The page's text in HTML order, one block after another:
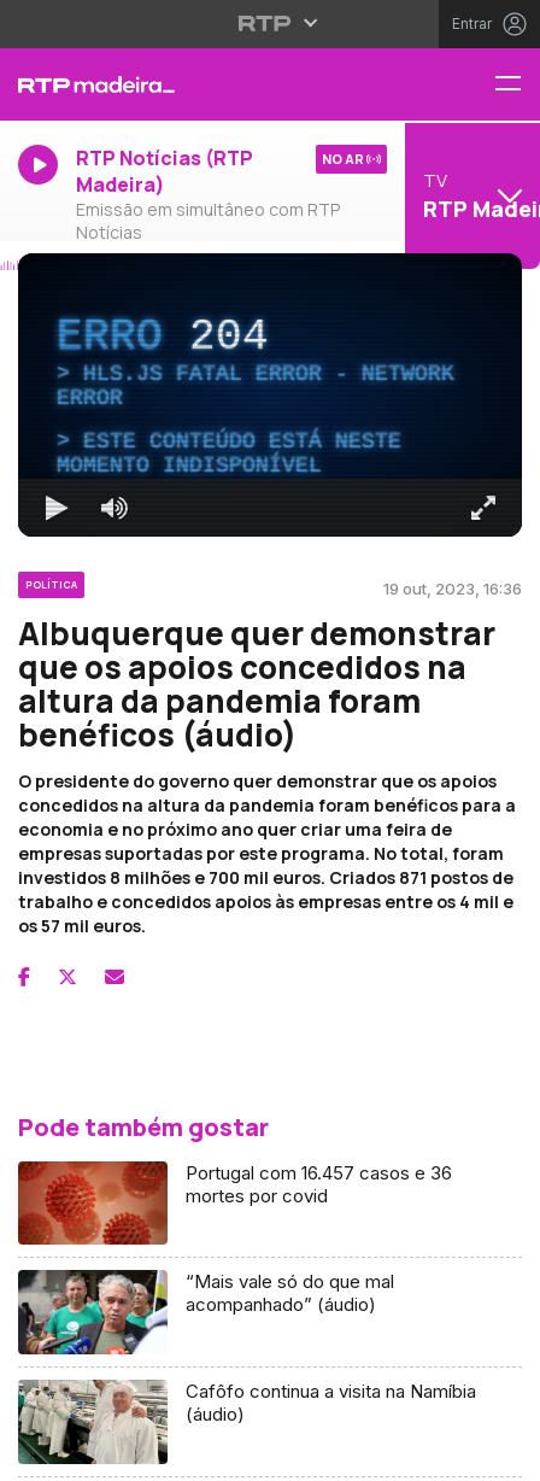
Entrar
RTP Notícias (RTP
Madeira)
Emissão em simultâneo com RTP
Notícias
NO AR
TV
RTP
ERRO204
HLS.JS FATAL ERROR - NETWORK
ERROR
ESTE CONTEÚDO ESTÁ NESTE
MOMENTO INDISPONÍVEL
POLÍTICA 19 out, 2023, 16:36
Albuquerque quer demonstrar
que os apoios concedidos na
altura da pandemia foram
benéficos (áudio)
O presidente do governo quer demonstrar que os apoios
concedidos na altura da pandemia foram benéficos para a
economia e no próximo ano quer criar uma feira de
empresas suportadas por este programa. No total, foram
investidos 8 milhões e 700 mil euros. Criados 871 postos de
trabalho e concedidos apoios às empresas entre os 4 mil e
os 57 mil euros.
Pode também gostar
Portugal com 16.457 casos e 36
mortes por covid
“Mais vale só do que mal
acompanhado” (áudio)
Cafôfo continua a visita na Namíbia
(áudio)